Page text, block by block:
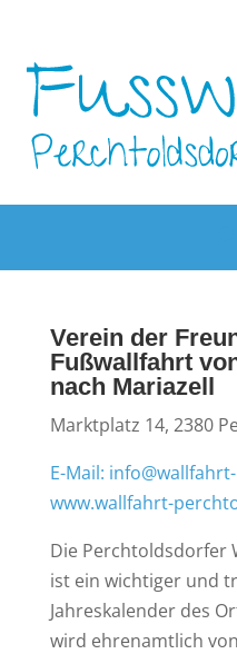
Verein der
Fußwallfahrt
nach Mariazell
Marktplatz 14, 2380
E-Mail:
www.wallfahrt-
Die Perchtoldsdorfer
ist ein wichtiger und
Jahreskalender des
wird ehrenamtlich